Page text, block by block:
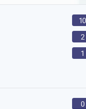
10
2
1
0